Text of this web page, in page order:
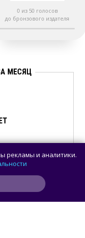
0 из 50 голосов
до бронзового издателя
МЕСЯЦ
рекламы и аналитики.